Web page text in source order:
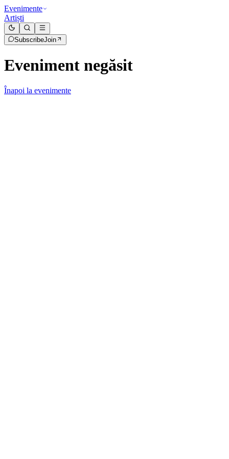
Evenimente
Artiști
SubscribeJoin
Eveniment negăsit
Înapoi la evenimente